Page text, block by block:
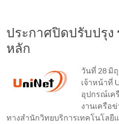
ประกาศปิดปรับปรุง
หลัก
วันที่ 28 มิถุ
เจ้าหน้าที่
อุปกรณ์เค
งานเครือ
ทางสำนักวิทยบริการเทคโนโลยี